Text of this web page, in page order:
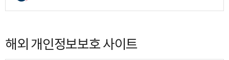
해외 개인정보보호 사이트